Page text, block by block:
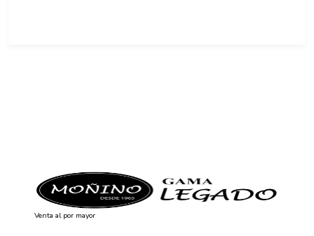
Venta al por mayor